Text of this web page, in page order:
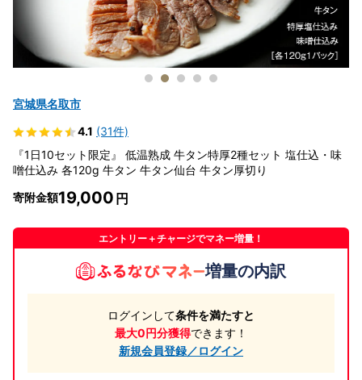
宮城県名取市
4.1 (31件)
『1日10セット限定』 低温熟成 牛タン特厚2種セット 塩仕込・味
噌仕込み 各120g 牛タン 牛タン仙台 牛タン厚切り
寄附金額19,000
エントリー＋チャージでマネー増量！
増量の内訳
ログインして条件を満たすと
最大0円分獲得できます！
新規会員登録／ログイン